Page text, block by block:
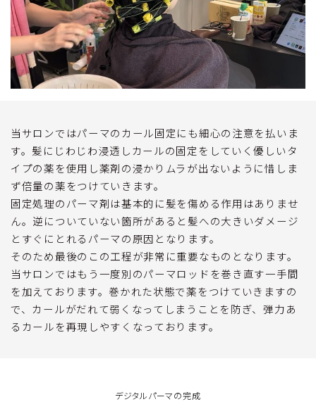
当サロンではパーマのカール固定にも細心の注意を払いま
す。髪にじわじわ浸透しカールの固定をしていく優しいタ
イプの薬を使用し薬剤の浸かりムラが出ないように惜しま
ず倍量の薬をつけていきます。
固定処理のパーマ剤は基本的に髪を傷める作用はありませ
ん。逆についていない箇所があると髪への大きいダメージ
とすぐにとれるパーマの原因となります。
そのため最後のこの工程が非常に重要なものとなります。
当サロンではもう一度別のパーマロッドを巻き直す一手間
を加えております。巻かれた状態で薬をつけていきますの
で、カールがだれて弱くなってしまうことを防ぎ、弾力あ
るカールを再現しやすくなっております。
デジタルパーマの完成